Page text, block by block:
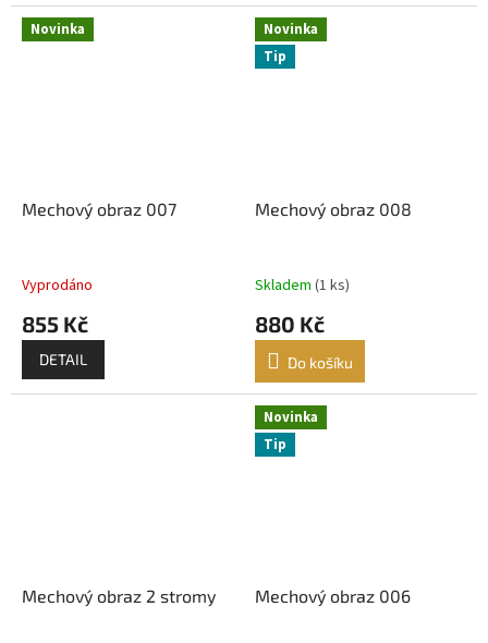
Novinka
Mechový obraz 007
Vyprodáno
855 Kč
DETAIL
Novinka
Tip
Mechový obraz 008
Skladem (1 ks)
880 Kč
Do košíku
Mechový obraz 2 stromy
Novinka
Tip
Mechový obraz 006